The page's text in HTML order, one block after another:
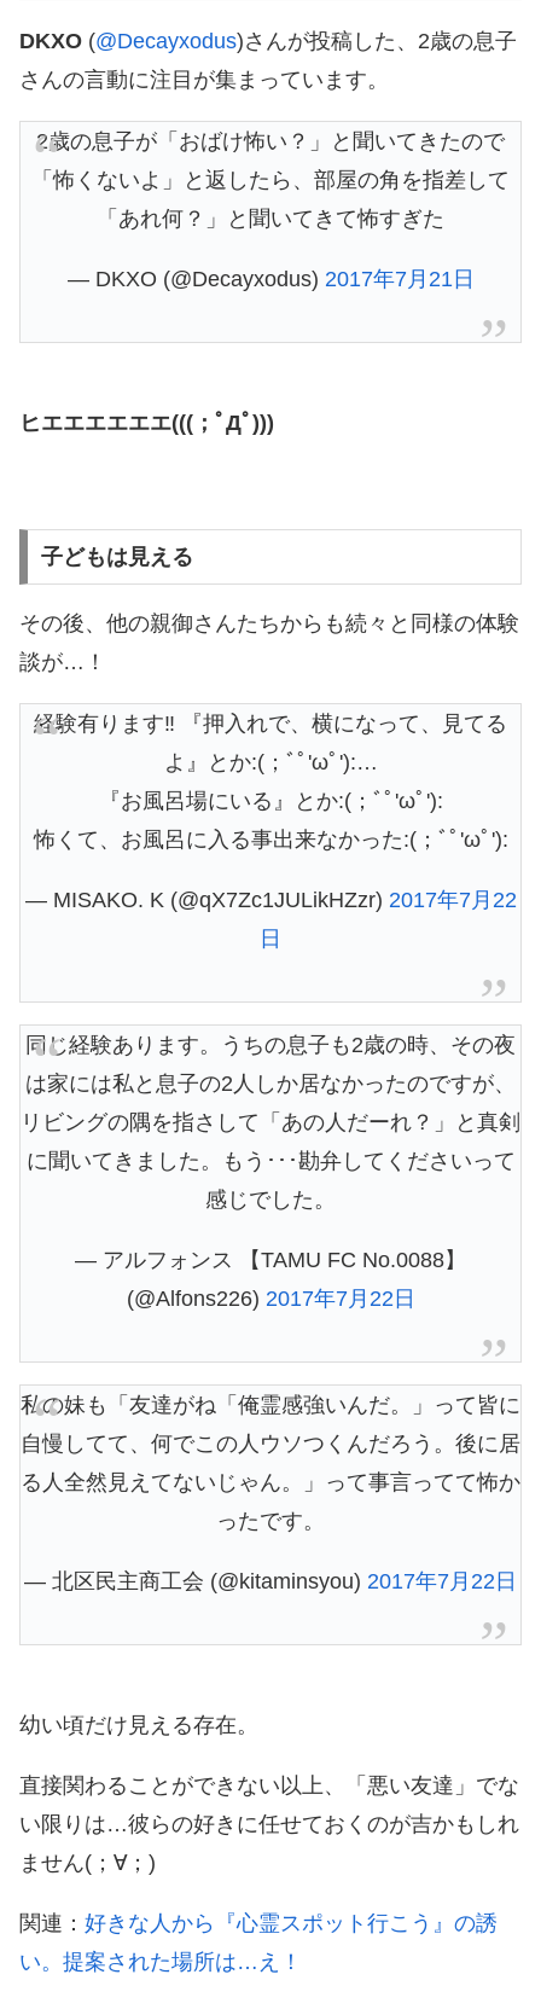
DKXO (@Decayxodus)さんが投稿した、2歳の息子
さんの言動に注目が集まっています。
2歳の息子が「おばけ怖い？」と聞いてきたので
「怖くないよ」と返したら、部屋の角を指差して
「あれ何？」と聞いてきて怖すぎた
— DKXO (@Decayxodus) 2017年7月21日
ヒエエエエエエ(((；ﾟДﾟ)))
子どもは見える
その後、他の親御さんたちからも続々と同様の体験
談が…！
経験有ります‼︎ 『押入れで、横になって、見てる
よ』とか:(；ﾞﾟ'ωﾟ'):…
『お風呂場にいる』とか:(；ﾞﾟ'ωﾟ'):
怖くて、お風呂に入る事出来なかった:(；ﾞﾟ'ωﾟ'):
— MISAKO. K (@qX7Zc1JULikHZzr) 2017年7月22
日
同じ経験あります。うちの息子も2歳の時、その夜
は家には私と息子の2人しか居なかったのですが、
リビングの隅を指さして「あの人だーれ？」と真剣
に聞いてきました。もう･･･勘弁してくださいって
感じでした。
— アルフォンス 【TAMU FC No.0088】
(@Alfons226) 2017年7月22日
私の妹も「友達がね「俺霊感強いんだ。」って皆に
自慢してて、何でこの人ウソつくんだろう。後に居
る人全然見えてないじゃん。」って事言ってて怖か
ったです。
— 北区民主商工会 (@kitaminsyou) 2017年7月22日
幼い頃だけ見える存在。
直接関わることができない以上、「悪い友達」でな
い限りは…彼らの好きに任せておくのが吉かもしれ
ません(；∀；)
関連： 好きな人から『心霊スポット行こう』の誘
い。提案された場所は…え！